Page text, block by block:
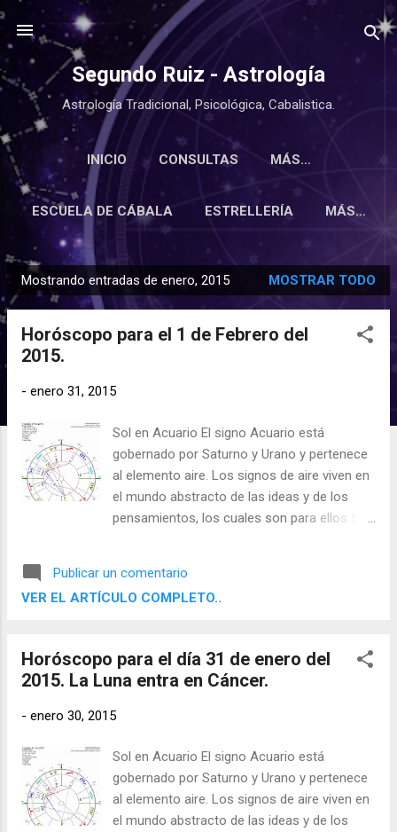
Ir al contenido principal
Segundo Ruiz - Astrología
Astrología Tradicional, Psicológica, Cabalistica.
INICIO CONSULTAS MÁS…
ESCUELA DE CÁBALA ESTRELLERÍA MÁS…
E
n
Mostrando entradas de enero, 2015 MOSTRAR TODO
Horóscopo para el 1 de Febrero del
2015.
- enero 31, 2015
Sol en Acuario El signo Acuario está
gobernado por Saturno y Urano y pertenece
al elemento aire. Los signos de aire viven en
el mundo abstracto de las ideas y de los
pensamientos, los cuales son para ellos tan
experiencia directa y contemplar, evaluar y
comprender su entorno por medio de sus
Publicar un comentario
VER EL ARTÍCULO COMPLETO..
Horóscopo para el día 31 de enero del
2015. La Luna entra en Cáncer.
- enero 30, 2015
Sol en Acuario El signo Acuario está
gobernado por Saturno y Urano y pertenece
al elemento aire. Los signos de aire viven en
el mundo abstracto de las ideas y de los